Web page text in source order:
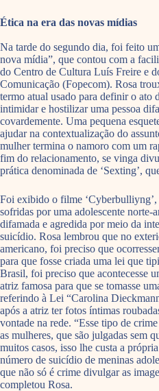
Ética na era das novas mídias
Na tarde do segundo dia, foi feito
nova mídia”, que contou com a
do Centro de Cultura Luís Freire e
Comunicação (Fopecom). Rosa
termo atual usado para definir o ato
intimidar e hostilizar uma pessoa
covardemente. Uma pequena
ajudar na contextualização do
mulher termina o namoro com um
fim do relacionamento, se vinga
prática denominada de ‘Sexting’,
Foi exibido o filme ‘Cyberbulliyng’,
sofridas por uma adolescente norte-
difamada e agredida por meio da
suicídio. Rosa lembrou que no
americano, foi preciso que
para que fosse criada uma lei que
Brasil, foi preciso que acontecesse
atriz famosa para que se tomasse
referindo à Lei “Carolina
após a atriz ter fotos íntimas
vontade na rede. “Esse tipo de
as mulheres, que são julgadas sem
muitos casos, isso lhe custa a
número de suicídio de meninas
que não só é crime divulgar as
completou Rosa.